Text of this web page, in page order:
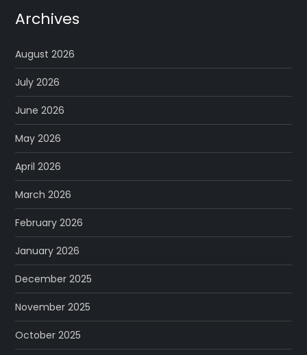
Archives
August 2026
July 2026
June 2026
May 2026
April 2026
March 2026
February 2026
January 2026
December 2025
November 2025
October 2025